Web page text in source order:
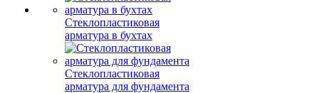
Стеклопластиковая
арматура в бухтах
Стеклопластиковая
арматура для фундамента